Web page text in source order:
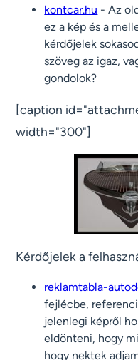
kontcar.hu - Az
ez a kép és a
kérdőjelek
szöveg az igaz,
gondolok?
[caption
width="300"]
Kérdőjelek a
reklamtabla-
fejlécbe,
jelenlegi képről
eldönteni, hogy
hogy nektek